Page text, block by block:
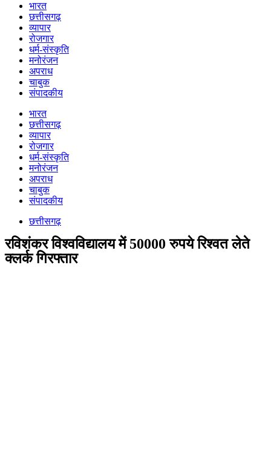
भारत
छत्तीसगढ़
व्यापार
रोजगार
धर्म-संस्कृति
मनोरंजन
अपराध
चाबुक
संपादकीय
भारत
छत्तीसगढ़
व्यापार
रोजगार
धर्म-संस्कृति
मनोरंजन
अपराध
चाबुक
संपादकीय
छत्तीसगढ़
रविशंकर विश्वविद्यालय में 50000 रुपये रिश्वत लेते
क्लर्क गिरफ्तार